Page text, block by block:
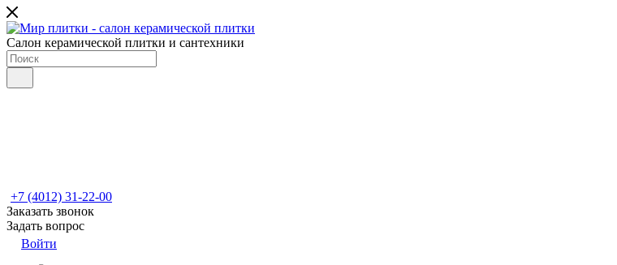
Салон керамической плитки и сантехники
+7 (4012) 31-22-00
Заказать звонок
Задать вопрос
Войти